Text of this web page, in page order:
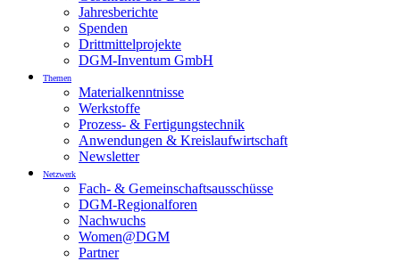
Jahresberichte
Spenden
Drittmittelprojekte
DGM-Inventum GmbH
Themen
Materialkenntnisse
Werkstoffe
Prozess- & Fertigungstechnik
Anwendungen & Kreislaufwirtschaft
Newsletter
Netzwerk
Fach- & Gemeinschaftsausschüsse
DGM-Regionalforen
Nachwuchs
Women@DGM
Partner